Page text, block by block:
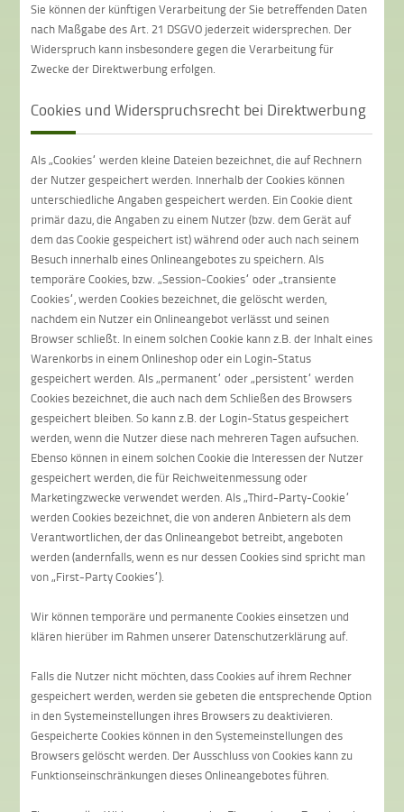
Sie können der künftigen Verarbeitung der Sie betreffenden Daten
nach Maßgabe des Art. 21 DSGVO jederzeit widersprechen. Der
Widerspruch kann insbesondere gegen die Verarbeitung für
Zwecke der Direktwerbung erfolgen.
Cookies und Widerspruchsrecht bei Direktwerbung
Als „Cookies“ werden kleine Dateien bezeichnet, die auf Rechnern
der Nutzer gespeichert werden. Innerhalb der Cookies können
unterschiedliche Angaben gespeichert werden. Ein Cookie dient
primär dazu, die Angaben zu einem Nutzer (bzw. dem Gerät auf
dem das Cookie gespeichert ist) während oder auch nach seinem
Besuch innerhalb eines Onlineangebotes zu speichern. Als
temporäre Cookies, bzw. „Session-Cookies“ oder „transiente
Cookies“, werden Cookies bezeichnet, die gelöscht werden,
nachdem ein Nutzer ein Onlineangebot verlässt und seinen
Browser schließt. In einem solchen Cookie kann z.B. der Inhalt eines
Warenkorbs in einem Onlineshop oder ein Login-Status
gespeichert werden. Als „permanent“ oder „persistent“ werden
Cookies bezeichnet, die auch nach dem Schließen des Browsers
gespeichert bleiben. So kann z.B. der Login-Status gespeichert
werden, wenn die Nutzer diese nach mehreren Tagen aufsuchen.
Ebenso können in einem solchen Cookie die Interessen der Nutzer
gespeichert werden, die für Reichweitenmessung oder
Marketingzwecke verwendet werden. Als „Third-Party-Cookie“
werden Cookies bezeichnet, die von anderen Anbietern als dem
Verantwortlichen, der das Onlineangebot betreibt, angeboten
werden (andernfalls, wenn es nur dessen Cookies sind spricht man
von „First-Party Cookies“).
Wir können temporäre und permanente Cookies einsetzen und
klären hierüber im Rahmen unserer Datenschutzerklärung auf.
Falls die Nutzer nicht möchten, dass Cookies auf ihrem Rechner
gespeichert werden, werden sie gebeten die entsprechende Option
in den Systemeinstellungen ihres Browsers zu deaktivieren.
Gespeicherte Cookies können in den Systemeinstellungen des
Browsers gelöscht werden. Der Ausschluss von Cookies kann zu
Funktionseinschränkungen dieses Onlineangebotes führen.